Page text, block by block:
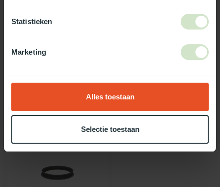
Statistieken
Marketing
Alles toestaan
Selectie toestaan
Twijfel je over welke daglicht oplossing het beste bij jou past?
Recent bekeken